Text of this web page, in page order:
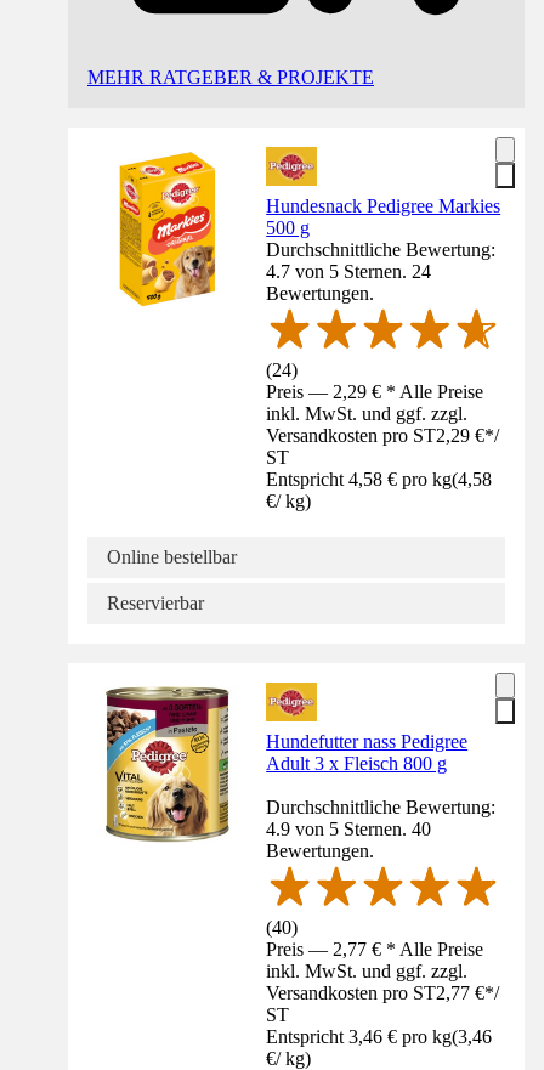
MEHR RATGEBER & PROJEKTE
Hundesnack Pedigree Markies
500 g
Durchschnittliche Bewertung:
4.7 von 5 Sternen. 24
Bewertungen.
(24)
Preis — 2,29 € * Alle Preise
inkl. MwSt. und ggf. zzgl.
Versandkosten pro ST2,29 €*/
ST
Entspricht 4,58 € pro kg(4,58
€/ kg)
Online bestellbar
Reservierbar
Hundefutter nass Pedigree
Adult 3 x Fleisch 800 g
Durchschnittliche Bewertung:
4.9 von 5 Sternen. 40
Bewertungen.
(40)
Preis — 2,77 € * Alle Preise
inkl. MwSt. und ggf. zzgl.
Versandkosten pro ST2,77 €*/
ST
Entspricht 3,46 € pro kg(3,46
€/ kg)